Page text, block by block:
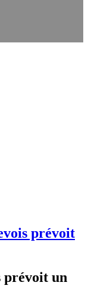
prévoit
prévoit un